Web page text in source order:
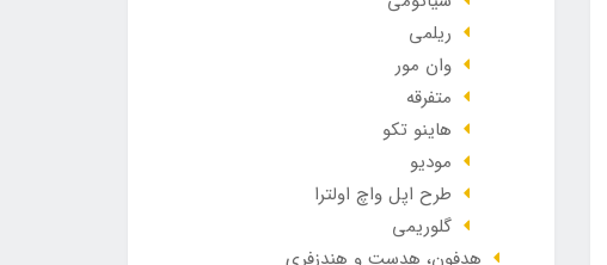
ریلمی
وان مور
متفرقه
هاینو تکو
مودیو
طرح اپل واچ اولترا
گلوریمی
هدفون، هدست و هندزفری